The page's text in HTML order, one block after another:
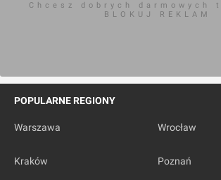
Chcesz dobrych darmowych
BLOKUJ REKLAM
POPULARNE REGIONY
Warszawa Wrocław
Kraków Poznań